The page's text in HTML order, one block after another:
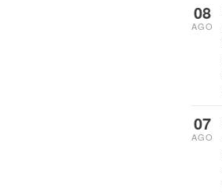
08
AGO
07
AGO